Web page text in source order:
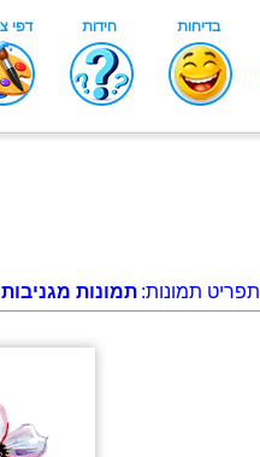
תפריט תמונות: תמונות מגניבות